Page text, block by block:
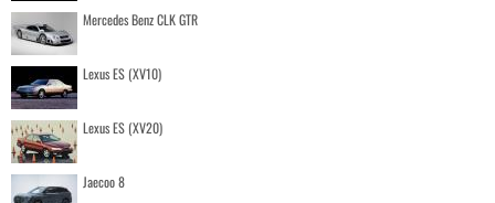
Mercedes Benz CLK GTR
Lexus ES (XV10)
Lexus ES (XV20)
Jaecoo 8